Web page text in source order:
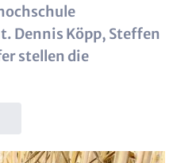
Dennis Köpp, Steffen
stellen die